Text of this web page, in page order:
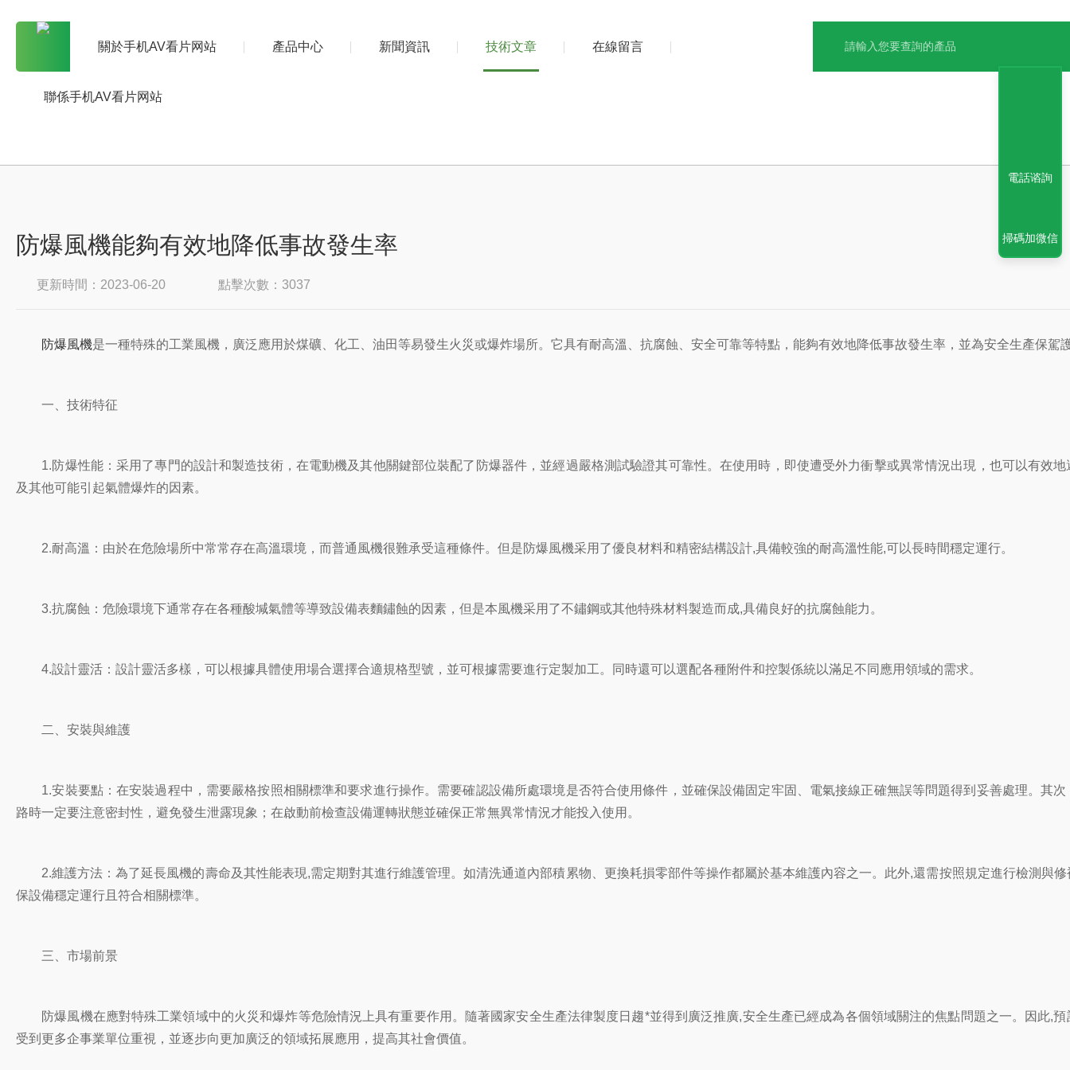
關於手机AV看片网站 產品中心 新聞資訊 技術文章 在線留言
聯係手机AV看片网站
防爆風機能夠有效地降低事故發生率
更新時間：2023-06-20 點擊次數：3037
防爆風機是一種特殊的工業風機，廣泛應用於煤礦、化工、油田等易發生火災或爆炸場所。它具有耐高溫、抗腐蝕、安全可靠等特點，能夠有效地降低事故發生率，並為安全生產保駕
一、技術特征
1.防爆性能：采用了專門的設計和製造技術，在電動機及其他關鍵部位裝配了防爆器件，並經過嚴格測試驗證其可靠性。在使用時，即使遭受外力衝擊或異常情況出現，也可以有效地
及其他可能引起氣體爆炸的因素。
2.耐高溫：由於在危險場所中常常存在高溫環境，而普通風機很難承受這種條件。但是防爆風機采用了優良材料和精密結構設計,具備較強的耐高溫性能,可以長時間穩定運行。
3.抗腐蝕：危險環境下通常存在各種酸堿氣體等導致設備表麵鏽蝕的因素，但是本風機采用了不鏽鋼或其他特殊材料製造而成,具備良好的抗腐蝕能力。
4.設計靈活：設計靈活多樣，可以根據具體使用場合選擇合適規格型號，並可根據需要進行定製加工。同時還可以選配各種附件和控製係統以滿足不同應用領域的需求。
二、安裝與維護
1.安裝要點：在安裝過程中，需要嚴格按照相關標準和要求進行操作。需要確認設備所處環境是否符合使用條件，並確保設備固定牢固、電氣接線正確無誤等問題得到妥善處理。其次
路時一定要注意密封性，避免發生泄露現象；在啟動前檢查設備運轉狀態並確保正常無異常情況才能投入使用。
2.維護方法：為了延長風機的壽命及其性能表現,需定期對其進行維護管理。如清洗通道內部積累物、更換耗損零部件等操作都屬於基本維護內容之一。此外,還需按照規定進行檢測與修
保設備穩定運行且符合相關標準。
三、市場前景
防爆風機在應對特殊工業領域中的火災和爆炸等危險情況上具有重要作用。隨著國家安全生產法律製度日趨*並得到廣泛推廣,安全生產已經成為各個領域關注的焦點問題之一。因此,預
受到更多企事業單位重視，並逐步向更加廣泛的領域拓展應用，提高其社會價值。
電話谘詢
掃碼加微信